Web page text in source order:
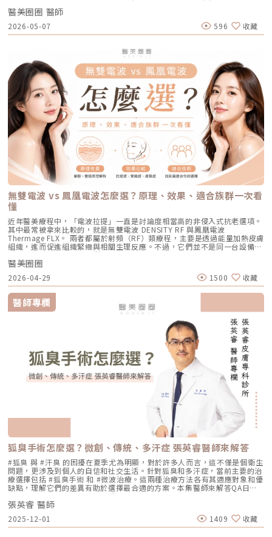
常建議「全臉治療」效果最佳。皮脂腺是分佈在全臉的，雖然目前只有下巴
在發炎，但其他區域的皮脂腺可能也處於過度活躍的狀態。全臉均勻施打可
以達到整體控油、預防其他部位未來爆發的效果。當然，醫師在施打時，會
針對正在發炎的嚴重區域特別加強能量。Q4：三次療程結束後，一輩子都
幅萎縮皮脂腺，把出油量降到極低，讓長痘痘的機率降到最低。但人體是有
自我修復機制的，經過數年後，部分皮脂腺可能會慢慢恢復部分功能。此
外，極端的壓力、嚴重的賀爾蒙失調依然可能引發零星的痘痘。但整體來
說，膚況絕對會比治療前穩定非常多。許多人會選擇在 1 到 2 年後，將
AviClear 作為年度的「控油進廠保養」來施打一次。Q5：打完 AviClear 後
有修復期嗎？該怎麼保養？A：由於屬於「非侵入性」的安全療程，術後皮
膚最多只會有輕微的泛紅，通常在幾個小時到一天內就會自然消退，完全不
影響日常上班上課。術後的保養也非常簡單：只要做好「基礎保濕」與「確
實防曬」，並在術後一週內暫停使用美白、酸類或去角質等刺激性產品即
可。對於忙碌的現代人來說，是非常友善的午休醫美選擇。拿回肌膚的主導
權，抗痘不再是一場苦戰青春痘從來就不只是一個表面的皮膚問題，它更深
刻地牽動著個人的自信心與社交生活。過去，嚴重痘痘肌患者往往陷入兩
難：任憑痘痘反覆肆虐，或是無奈忍受口服藥物的強烈副作用。隨著 2026
年新一代抗痘武器AviClear 戰痘雷射（1726nm）問世，無疑為醫學美容界
與深受痘痘困擾的患者，提供了一個全新、安全且具備極長效性的無藥物解
答。它成功將抗痘戰場，從伴隨負擔的全身性藥物代謝，精準轉移至局部的
皮脂腺控制，從源頭阻斷致痘環境。如果你也厭倦了反覆擦藥、吃藥的無盡
輪迴，渴望重新擁有一張清爽、穩定、不易泛油光的健康臉龐，建議尋求專
業醫師進行完整的膚況評估。透過精準的雷射療程規劃，為自己預約一個遠
離痘疤與油光的全新未來！
（UltraPulse），它能將能量精準且極深地打入真皮層甚至皮下組織，切斷
硬化的纖維化疤痕組織，進行深層的肌膚重建。適合誰：嚴重的冰鑿型痘
疤、嚴重凹洞型毛孔粗大。效果與特色：效果非常強大且顯著，但相對的
「破壞力」也強。術後會有明顯的點狀結痂、流組織液，恢復期較長（約需
波 Exion、無限電波 Potenza）原理：結合了「微針」與「電波（RF）」
雙重優勢。透過極細的微針穿透表皮，在到達真皮層特定深度時瞬間釋放電
波熱能。這不僅能刺激膠原蛋白與彈力蛋白重組（改善老化型毛孔），微針
的物理性破壞與電波熱能，還能破壞過度活躍的皮脂腺（改善出油型毛
孔）。適合誰：混合型毛孔（又油又鬆弛）、肝斑體質不適合打高能量雷射
者、想全面提升膚質緊緻度的人。效果與特色：因為熱能在皮膚深層釋放，
表皮的熱傷害極小，退紅快（通常隔天即可上妝）。對於膚質的「整體優
化」有非常亮眼的表現。5. 物理性微創重建：得美微針筆（Dermapen）原
理：透過儀器上極細微的針頭，在肌膚表層每秒創造出1,920的微小穿刺通
道。這種「微破壞」能直接啟動肌膚天然的傷口癒合機制，刺激膠原蛋白與
彈力蛋白增生。更棒的是，這些微通道能像海綿一樣，大幅提升後續保養精
華（如生長因子、高濃度玻尿酸）的吸收率，達到加乘的養膚效果。適合族
群：老化型毛孔、淺層凹洞型毛孔、膚質粗糙者，以及對部分能量型療程較
為敏感、希望降低反黑風險的族群（實際仍需由醫師評估）。效果與特色：
因為沒有雷射或電波的「熱傷害」，所以術後照顧相對簡單，反黑機率極
低。做完後通常會有 1~3 天的微泛紅，能溫和改善膚質與毛孔細緻度的新
興療程。醫美療程怎麼選？重點大評比為了讓你更清楚怎麼挑選，我們整理
了五大主力療程的比較表：療程後的關鍵：醫美術後保養黃金法則許多人投
入療程本身，卻忽略術後照護的重要性，可能影響修復效果，甚至增加色素
沉澱風險。掌握以下三大原則，有助於穩定膚況並延續療程效果：1. 加強保
濕修護雷射或電波療程後，肌膚屏障暫時較為脆弱，容易出現乾燥與水分流
失。建議選擇成分單純、無香精與酒精的保濕與修護產品（如玻尿酸、神經
醯胺），協助維持肌膚修復所需的穩定環境。2. 落實防曬措施術後肌膚對紫
外線較為敏感，建議使用足夠防曬係數（如 SPF30–50 以上），並搭配帽
子、陽傘等物理性防曬，以降低色素沉澱的風險。3. 避免刺激性保養於恢復
期間內，應暫停使用酸類（如果酸、水楊酸）、A醇、去角質及高刺激性美
白產品。實際恢復時間會依療程種類與個人膚況不同，建議依照醫師指示逐
步恢復日常保養。毛孔粗大常見問題Q&A Q1：做完醫美，毛孔就可以「完
全消失」嗎？ 這是不切實際的期望喔！毛孔是皮膚正常的生理結構，不可
能完全消失不見。醫美療程的目標是讓變大、變形毛孔「縮小、變淺」，讓
肌膚在視覺上達到平滑、細緻的效果，也就是俗稱的「水煮蛋肌」狀態。
Q2：打雷射縮毛孔，皮膚會不會越打越薄？ 正確的雷射治療不但不會讓皮
膚變薄，反而會因為刺激真皮層膠原蛋白新生，讓肌膚變得更厚實、更有彈
性！但前提是「間隔時間要充足」且「能量掌控得當」，過度頻繁的施打才
有可能破壞皮膚屏障。Q3：改善毛孔粗大，通常需要打幾次才有效？ 醫美
不是變魔術，通常需要一個「療程」的規劃。以皮秒雷射或微針電波為例，
通常會建議進行 3~5 次（每次間隔約 4~6 週）為一個完整療程。不過，多
數人在第 2 次治療後，就會感覺到上妝變得服貼、出油量減少的明顯變化
了。Q4：我是容易泛紅的敏感肌或酒糟肌，也能做醫美縮毛孔嗎？需經醫
師審慎評估。敏感肌或酒糟肌因皮膚屏障較脆弱，若在發炎尚未穩定的情況
下進行高能量雷射，可能增加泛紅加劇或刺激反應的風險。因此治療重點通
常會先放在「穩定膚況與降低發炎反應」，並依個別狀況調整可能的誘發因
素。待肌膚穩定後，再由醫師評估選擇較溫和的療程，例如微針類療程或能
量可精準控制的微針電波，以循序漸進方式改善毛孔粗大與膚質細緻度。
Q5：我平常有在擦酸類或A醇縮毛孔，做醫美前後需要停用嗎？建議暫停使
用，但實際時間需依療程種類與個人膚況調整。酸類（如果酸、水楊酸）與
A醇會促進角質代謝，可能在療程前後增加肌膚敏感度，使刺激反應（如泛
紅、乾燥）加劇，並提高色素沉澱的風險。一般常見建議為：療程前約3–7
天暫停使用，術後約1–2週再視肌膚修復狀況逐步恢復。但實際仍應依醫師
評估為準。在停用期間，建議以溫和清潔、加強保濕與修護（如玻尿酸、神
經醯胺等），並落實防曬措施，協助肌膚穩定修復。擺脫毛孔焦慮，找回平
滑自信肌對抗毛孔粗大是一場長期抗戰，它需要你改變不良的生活習慣、建
立正確的居家保養觀念，並適時借助醫美科技的強大力量來突破瓶頸。現在
的醫美技術已經能為各種膚況提供客製化的解決方案，如果不確定自己到底
是屬於哪一種毛孔類型，或者不知道該從哪一個療程下手，建議直接安排時
間到專業的醫美診所進行諮詢。透過醫師的專業評估，甚至搭配高階的肌膚
檢測儀器，才能為你規劃出最精準、最不走冤枉路的縮毛孔計畫！★溫馨提
紅腫與熱刺激。其能量原理以機械式震動分散黑色素為主，而非單純依賴高
熱破壞，因此對周邊組織更溫和。簡單來說，它讓除斑從過去較不穩定的模
式，提升為更可控、恢復期更短的療程設計。Reepot 三大核心技術：讓除
斑更精準、安全、穩定在眾多除斑雷射中，Reepot 之所以被視為新一代的
術，不只是把能量打在斑點上，而是以更科學、更安全的方式處理色素問
題。AutoDerm 智慧影像分析系統在正式治療前，系統會先掃描肌膚，辨識
每一處斑點的分布、深度與範圍。這讓醫師不再只依賴肉眼判斷，而是能透
過影像資訊調整能量，讓治療更客製化、也更一致。對於斑點多、深淺不一
或分布不規則的人來說，這項技術能有效提升治療的精準度。CPTL 超冷卻
保護除斑過程中最令人擔心的副作用之一，就是因熱能過高造成紅腫、脫
皮，甚至反黑。CPTL 的作用是在雷射擊發的同時迅速降溫，使肌膚保持在
低溫狀態，避免熱能向周圍擴散。皮膚被冷保護包覆後，不僅治療時更舒
適，也能減少後續的發炎反應，讓整體修復期縮短許多。VSLS色素冷剝離
技術在 532 奈米波長下，Reepot 的能量並非以高熱燒灼黑色素，而是以機
械式的震動作用使色素顆粒鬆動、分離，再交由身體自然代謝。這項機制能
同時保護真皮層的血管結構，減少對健康組織的影響，讓整個治療更溫和，
也降低出現過度刺激或色素反應的可能性。透過這三項核心技術的搭配，
Reepot 不只是單純「把斑點打掉」，而是以更安全、更穩定的方式改善色
素問題，也更符合現代人對於恢復期短、風險低的期待。Reepot 為何能將
斑點一撕即除？人工皮代謝讓改善更有感為什麼 Reepot 能做到治療後「撕
除人工皮時同步帶走斑點」？這與它的能量作用與術後設計密切相關。
Reepot 透過 532 nm 能量搭配冷剝離技術，使表層黑色素逐漸被帶向角質
層；治療後覆蓋的人工皮則提供穩定、封閉式的修復環境，讓色素在代謝期
間被更完整地固定在表皮。當人工皮在回診時由專業人員取下，老化角質連
同部分色素會一併脫落，因此能呈現出「一撕即除」的改善效果。以冷卻保
護與機械式震動相結合的方式，讓斑點代謝更有感，也讓治療成果更直觀。
誰適合做 Reepot？讓你一眼就能找到自己的定位Reepot 特別適合以下肌
膚需求： 曬斑、雀斑、老人斑、顴骨母斑 膚色暗沉不均，看起來不夠乾淨
或偏敏感，不敢嘗試侵略性太高的治療Reepot AI時光雷射的效果：一次能
改善什麼？以下為臨床上常見改善情況（效果因個人皮膚而異）： 斑點淡
化明顯 膚色提亮、均勻度提升 老人斑變淡、邊界變柔和 妝感變乾淨，妝更
貼更亮 肌膚質地有細緻感Reepot 術後恢復期與照護指南Reepot 最大優勢
之一就是修復期短。常見反應淡淡泛紅：1–3 天斑點結痂／色素加深：3–7
天代謝期：1–2 週術前事項1. 治療部位若有傷口、感染或過敏發炎需等肌膚
恢復後再施作。2. 有心律調節器、光敏感或慢性疾病者需由醫師評估安全
性。3. 孕婦、哺乳者與近期使用光敏藥物者不建議進行光電療程。4. 三個
月內做過深層換膚或磨皮者需與醫師確認治療時機。5. 術前請避免日曬並停
止酸類、去角質與刺激性保養品。這些都有助於減少反黑。術後照護1. 人工
皮需連續貼著約 14 天且不可自行撕除。2. 若人工皮翹起或濕潤可加貼更大
片人工皮加強固定。3. 術後兩週內避免三溫暖、蒸氣、劇烈流汗與飲酒。4.
請按時回診由專業人員移除人工皮並檢查膚況。5. 如出現紅腫、刺癢或滲出
應立即聯絡診所處理。6. 色素代謝期間避免使用磨砂、卸妝棉與去角質產
品。7. 修復期需加強保濕並確實做好防曬。Reepot 的優勢到底在哪？與傳
準 舒適度 熱感明顯，需敷麻 即時冷卻系統，可不需敷麻 反黑風險 較高 較
理多種斑點 療程次數 修復期 可能需多次，修復期較長 單次有感改善、修復
期更短 適合性 適合多數色斑但風險略高 適合希望快速、低風險改善的族群
Reepot AI時光雷射禁忌症以下情況在接受 Reepot 治療時需特別注意，需
由醫療人員審慎評估：1. 具有光敏感體質或正在使用感光藥物者若皮膚對光
線反應特別強烈，或正在使用會增加光敏性的藥物，治療後發生刺激或色素
反應的風險較高。2. 三個月內曾使用口服 A 酸A 酸會影響皮膚角質更新與
修復速度，使治療後的反應加劇，因此仿單建議需完全停藥至少三個月。3.
最近三到六個月內接受過填補注射包括玻尿酸、洢蓮絲、舒顏萃等填充劑，
為避免能量影響填充物穩定性，需由醫療人員評估治療時機。4. 三個月內接
受過磨皮或其他侵入性治療若表皮尚未完全恢復，過早進行雷射可能造成過
度刺激或延長恢復期。5. 懷孕與哺乳期間仿單中明確列為需避免的狀況，主
要基於安全性與荷爾蒙變動的不確定性雖然非侵入性，但仍建議暫緩治療。
電波和音波最大的差別，不是「哪一個比較厲害」，而是它們使用的能量不
同、作用的層次不同，適合處理的老化問題也不同。 簡單來說： 電波偏向
改善皮膚的鬆、細紋、膚質與緊緻度。 音波偏向改善輪廓的垂、嘴邊肉、
下顎線與深層支撐。 例如：如果把臉比喻成一棟房子，電波比較像是在整
理牆面，讓表面變得更平整、更緊；音波則比較像是在加強地基與支撐結
拉提使用的是 RF 射頻能量。RF 是 Radiofrequency 的縮寫。原理是透過
射頻能量在皮膚組織中產生熱能，讓膠原蛋白受熱收縮，並啟動後續的膠原
蛋白新生與重組。很多人一聽到「加熱」會覺得很抽象，電波不是只打一個
點，而是讓一段皮膚組織被均勻加熱。當皮膚裡的膠原纖維遇到適當熱能，
就像鬆掉的彈力網被重新收緊，視覺上會有比較緊、平整的感覺。所以電波
常見的效果感受包括：皮膚變緊、細紋變淡、毛孔視覺變細緻、臉部鬆弛感
改善、膚質變得比較平滑。也因為電波比較強調「皮膚緊緻」和「膚質改
善」，所以如果困擾的是臉看起來鬆鬆的、眼周或嘴邊有細紋、臉頰摸起來
不夠緊實，電波通常會是可以評估的方向。但要注意，電波不是做完就立刻
變成另一張臉。效果通常會分成兩個階段：一部分人會先感覺皮膚有收緊
感，後續則會隨著膠原蛋白慢慢新生，讓緊緻度逐漸出現。音波是什麼？重
點在聚焦超音波與深層拉提音波拉提使用的是 聚焦式超音波能量，常見名
稱包含 HIFU、MFU 或 MFU-V。它的特色是可以把能量聚焦到皮膚深層，形
成一個個熱凝結點，刺激組織收縮與膠原蛋白新生。部分音波療程可透過不
同深度探頭，將能量作用到接近深層支撐結構的位置，例如常被討論的
SMAS 筋膜層。SMAS 是臉部支撐結構的一部分，傳統拉皮手術也會處理這
個層次。音波的概念，就是透過非侵入式方式，把能量送到較深層的支撐結
構，幫助輪廓往上拉。所以音波常見的效果感受包括：下顎線變清楚、嘴邊
肉改善、臉部線條變順、雙下巴或下半臉鬆垂感變少。如果你的困擾不是細
紋，而是「臉往下掉」、「輪廓線越來越模糊」、「拍照時下半臉變重」，
音波通常會比電波更貼近你的需求。不過音波也不是越深越好、越痛越有
效。不同部位需要不同探頭、不同深度與不同發數，醫師必須依照臉型、脂
肪厚度、骨架與皮膚狀況去規劃。打錯層次、能量過高或發數不合適，都可
能影響效果與安全性。電波、音波、傳統拉皮手術差異表 項目 電波拉提 音
波拉提 傳統拉皮手術 療程原理 使用RF射頻能量，透過熱能刺激膠原蛋白收
縮與新生 使用聚焦式超音波能量，將熱能聚焦到特定深度，刺激組織收縮
與膠原蛋白新生 透過外科手術方式，移除多餘皮膚，並重新拉提、固定鬆
弛組織 作用方向 偏向皮膚緊緻、細紋、膚質與鬆弛感改善 偏向深層支撐、
輪廓拉提、下顎線與嘴邊肉改善 偏向明顯鬆弛、下垂組織與多餘皮膚的結
構性改善 常見作用層次 真皮層、皮下組織，依儀器與能量設定不同 真皮
層、皮下組織、筋膜層等不同深度，依探頭與機型不同 皮膚、皮下組織、
肉、下顎線模糊、臉部下垂感 改善明顯鬆弛、下垂與多餘皮膚，拉提幅度
通常較明顯 適合對象 皮膚開始鬆、細紋變多、毛孔或膚質變粗、想讓臉看
起來更緊緻的人 輪廓開始下垂、嘴邊肉明顯、下顎線不清楚、下半臉變重
型、能量與個人耐受度，可能不需麻醉或搭配舒緩方式 通常需要局部麻
上，依手術範圍與複雜度不同 修復期 多數人修復期短，可能有暫時泛紅、
長，可能有腫脹、瘀青、傷口照護與拆線需求 效果出現時間 部分人術後先
有緊實感，完整效果通常隨膠原蛋白新生逐漸出現 部分人術後有緊繃感，
拉提效果通常會在數週至數月逐漸明顯 術後消腫後逐漸看出效果，完整自
然度需等待恢復期 維持時間 約1年至1年半以上，依個人體質、老化速度與
保養而定 約1年至1年半以上，依個人體質、發數、能量與保養而定 通常可
維持數年，但仍會隨年齡與老化速度改變 優點 非侵入式、修復期短、膚質
與緊緻感改善自然 非侵入式、修復期短、對輪廓線與深層支撐較有針對性
拉提幅度通常較明顯，適合較嚴重鬆弛者 限制 對非常明顯的下垂或多餘皮
膚，改善幅度有限 對膚質、毛孔、細紋的改善不一定比電波明顯 需開刀、
強，要問哪個適合你很多人會問：「電波跟音波哪個效果比較好？」但這個
問題其實很容易問錯方向。因為電波和音波不是同一種東西，它們就像健身
醫美圈圈 醫師
2026-05-07 596 收藏
無雙電波 vs 鳳凰電波怎麼選？原理、效果、適合族群一次看
懂
近年醫美療程中，「電波拉提」一直是討論度相當高的非侵入式抗老選項。
其中最常被拿來比較的，就是無雙電波 DENSITY RF 與鳳凰電波
Thermage FLX。 兩者都屬於射頻（RF）類療程，主要是透過能量加熱皮膚
組織，進而促進組織緊緻與相關生理反應。不過，它們並不是同一台設備，
也不只是名稱不同而已。 簡單來說： 鳳凰電波較常被用於輪廓緊緻與拉提
需求，屬於單極射頻應用的代表療程； 無雙電波則為結合單極與雙極射頻
的複合式電波療程，常被用於同時兼顧緊緻與膚質改善。 根據原廠資料，
Thermage 為非侵入式射頻療程，可應用於肌膚緊緻與平滑需求；而
DENSITY 則採用單極與雙極射頻能量，可作用於不同皮膚層次。 這也是為
什麼許多人在選擇療程時會產生疑問： 我需要的是「輪廓拉提」，還是
「膚質細緻」？ 我適合鳳凰電波，還是無雙電波？ 兩者是否可以搭配施
作？ 以下將用較好理解的方式，帶你一次釐清兩者差異。什麼是鳳凰電波
Thermage FLX？鳳凰電波的正式名稱是 Thermage FLX，為台灣索塔
SoltaTaiwan Limited旗下的射頻設備。根據台灣原廠資料，Thermage
FLX 採用單極電容耦合射頻技術。所謂「電容耦合」，簡單來說就是能量透
過皮膚表面傳導進入皮膚內部，無需破壞皮膚結構。它的特色是「單極電
波」。是能將熱能傳遞到較深層的皮膚組織，形成較廣泛的容積式加熱。一
般民眾常聽到的「電波拉提」、「緊緻輪廓」、「改善鬆弛」，多半就是從
這類療程概念延伸而來。由於屬於非侵入式，不需要手術或注射，且通常恢
復期較短；效果可能在療程後逐漸顯現，並隨著時間持續變化。鳳凰電波適
合施打族群鳳凰電波比較常被期待用在以下需求： 臉部鬆弛感 下顎線不清
楚 嘴邊肉或輪廓線變模糊 眼周細紋與鬆弛 身體局部肌膚鬆弛 常被作為年度
型保養選項之一不過要特別注意，任何非侵入式儀器療程都不是拉皮手術，
也不是填充療程。它比較適合用來改善輕度到中度鬆弛，若已經有明顯皮膚
下垂、脂肪位移或組織支撐不足，仍需要由專業醫師評估是否需搭配其他療
程。什麼是DENSITY RF無雙電波 ？無雙電波的英文名稱為 DENSITY，由
Jeisys Medical 推出。根據 DENSITY 官方資料，這套系統使用單極與雙極
高頻能量，可將能量傳遞到淺層與深層皮膚組織。它和傳統單一電波不同的
地方，在於它主打「單極 + 雙極」的複合式能量設計。單極偏向較深層作
用，雙極則偏向較表層、較集中，因此在療程定位上，無雙電波常被形容為
兼顧： 深層緊緻 淺層膚質 細紋改善 毛孔與光澤感 整體肌膚精緻度
DENSITY 採用 sequential monopolar + bipolar RF，也就是序列式單極
與雙極射頻能量，並搭配冷卻與即時阻抗校準等設計。無雙電波適合施打族
群無雙電波常被期待用在以下族群： 臉沒有嚴重鬆弛，但開始覺得輪廓不
夠緊 膚質變粗、毛孔變明顯 乾燥細紋、光澤感下降 想做電波，但怕疼痛感
太強 想要自然型、精緻型保養 希望同時處理緊緻與膚質所以如果說鳳凰電
波比較偏「輪廓拉提主力」，無雙電波就比較像「緊緻 + 膚質管理」的複合
醫美圈圈
2026-04-29 1500 收藏
醫師專欄
狐臭手術怎麼選？微創、傳統、多汗症 張英睿醫師來解答
#狐臭 與 #汗臭 的困擾在夏季尤為明顯，對於許多人而言，這不僅是個衛生
問題，更涉及到個人的自信和社交生活。針對狐臭和多汗症，當前主要的治
療選擇包括 #狐臭手術 和 #微波治療。這兩種治療方法各有其適應對象和優
缺點，理解它們的差異有助於選擇最合適的方案。本集醫師來解答QA日常
生活中該如何減少體味產生？重點摘要：00:00 開場00:05 微創旋轉刮刀狐
臭手術與傳統狐臭手術法之比較00:40 狐臭手術治療效果如何？01:55 狐臭
和多汗我都有，但我能使用狐臭手術嗎？02:33 狐臭治療建議幾歲開始做？
03:08 微波治療後汗水會跑到其他部位嗎？04:21 日常生活中該如何減少體
味產生？張英睿皮膚專科診所官網 : http://www.skinbook.com.tw/張英
張英睿 醫師
2025-12-01 1409 收藏